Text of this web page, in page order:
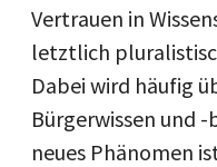
Vertrauen in
letztlich
Dabei wird häufig
Bürgerwissen und
neues Phänomen